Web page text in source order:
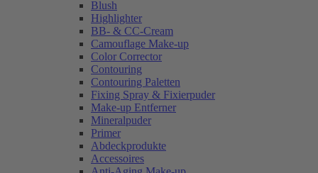
Blush
Highlighter
BB- & CC-Cream
Camouflage Make-up
Color Corrector
Contouring
Contouring Paletten
Fixing Spray & Fixierpuder
Make-up Entferner
Mineralpuder
Primer
Abdeckprodukte
Accessoires